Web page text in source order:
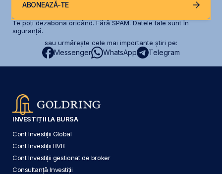
ABONEAZĂ-TE
Te poți dezabona oricând. Fără SPAM. Datele tale sunt în
siguranță.
sau urmărește cele mai importante știri pe:
Messenger WhatsApp Telegram
INVESTIȚII LA BURSA
Cont Investiții Global
Cont Investiții BVB
Cont Investiții gestionat de broker
Consultanță Investiții